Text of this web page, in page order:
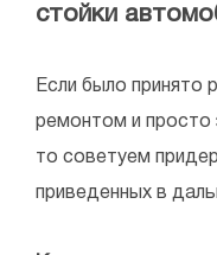
стойки
Если было принято
ремонтом и просто
то советуем
приведенных в